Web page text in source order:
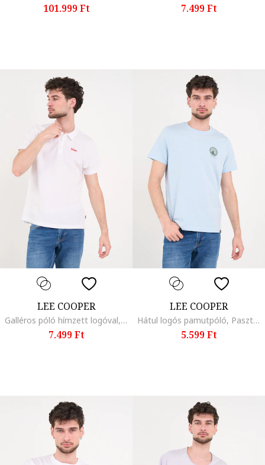
101.999 Ft 7.499 Ft
LEE COOPER
Galléros póló hímzett logóval, Fehér
7.499 Ft
LEE COOPER
Hátul logós pamutpóló, Pasztellkék
5.599 Ft